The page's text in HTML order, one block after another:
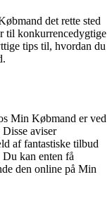
det rette sted
til konkurrencedygtige
tips til, hvordan du
Min Købmand er ved
aviser
af fantastiske tilbud
kan enten få
den online på Min